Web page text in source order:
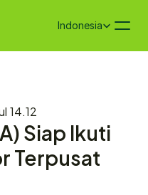
Select Language
Indonesia
14.12
Siap Ikuti
Terpusat